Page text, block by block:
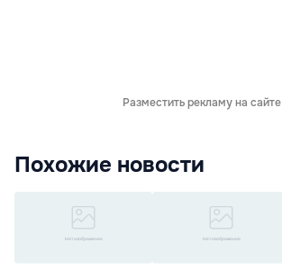
Разместить рекламу на сайте
Похожие новости